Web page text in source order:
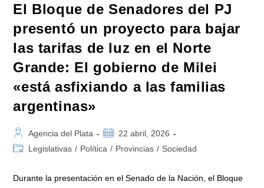
En
Argentina
El Bloque de Senadores del PJ
presentó un proyecto para bajar
las tarifas de luz en el Norte
Grande: El gobierno de Milei
«está asfixiando a las familias
argentinas»
Autor
de
Agencia del Plata
Publicación
de
22 abril, 2026
Categoría
la
Legislativas / Política / Provincias / Sociedad
Durante la presentación en el Senado de la Nación, el Bloque